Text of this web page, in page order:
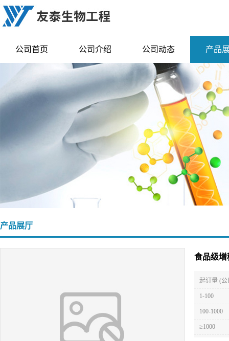
公司首页 公司介绍 公司动态 产品
产品展厅
食品级增
起订量 (公
1-100
100-1000
≥1000